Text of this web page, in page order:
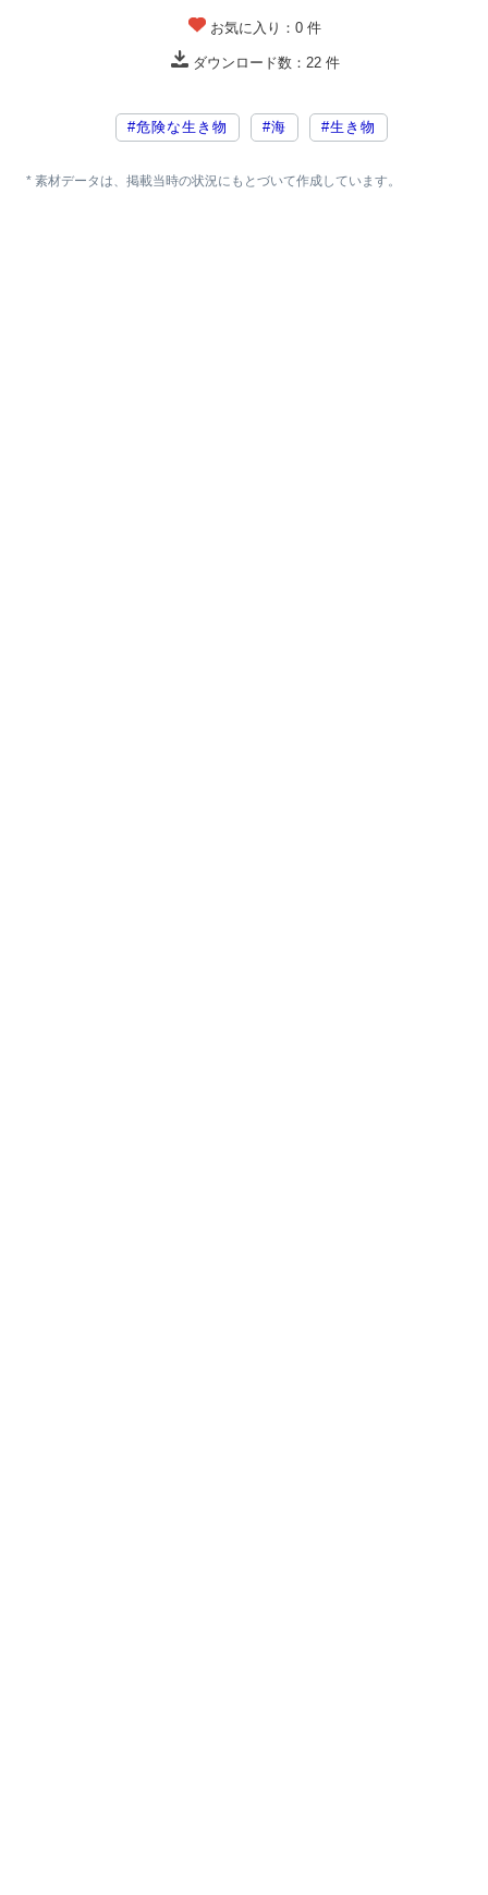
お気に入り：0 件
ダウンロード数： 22件
#危険な生き物 #海 #生き物
* 素材データは、掲載当時の状況にもとづいて作成しています。